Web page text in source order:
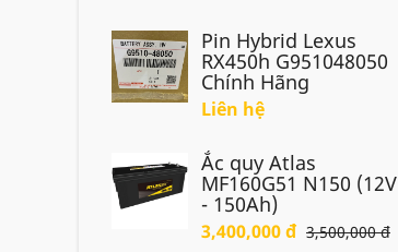
Pin Hybrid Lexus
RX450h G951048050
Chính Hãng
Liên hệ
Ắc quy Atlas
MF160G51 N150 (12V
- 150Ah)
3,400,000 đ 3,500,000 đ